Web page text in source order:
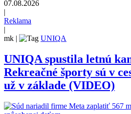
07.08.2026
|
Reklama
|
mk | UNIQA
UNIQA spustila letnú
Rekreačné športy sú v
už v základe (VIDEO)